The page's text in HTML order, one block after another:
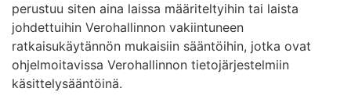
perustuu siten aina laissa määriteltyihin tai laista
johdettuihin Verohallinnon vakiintuneen
ratkaisukäytännön mukaisiin sääntöihin, jotka ovat
ohjelmoitavissa Verohallinnon tietojärjestelmiin
käsittelysääntöinä.